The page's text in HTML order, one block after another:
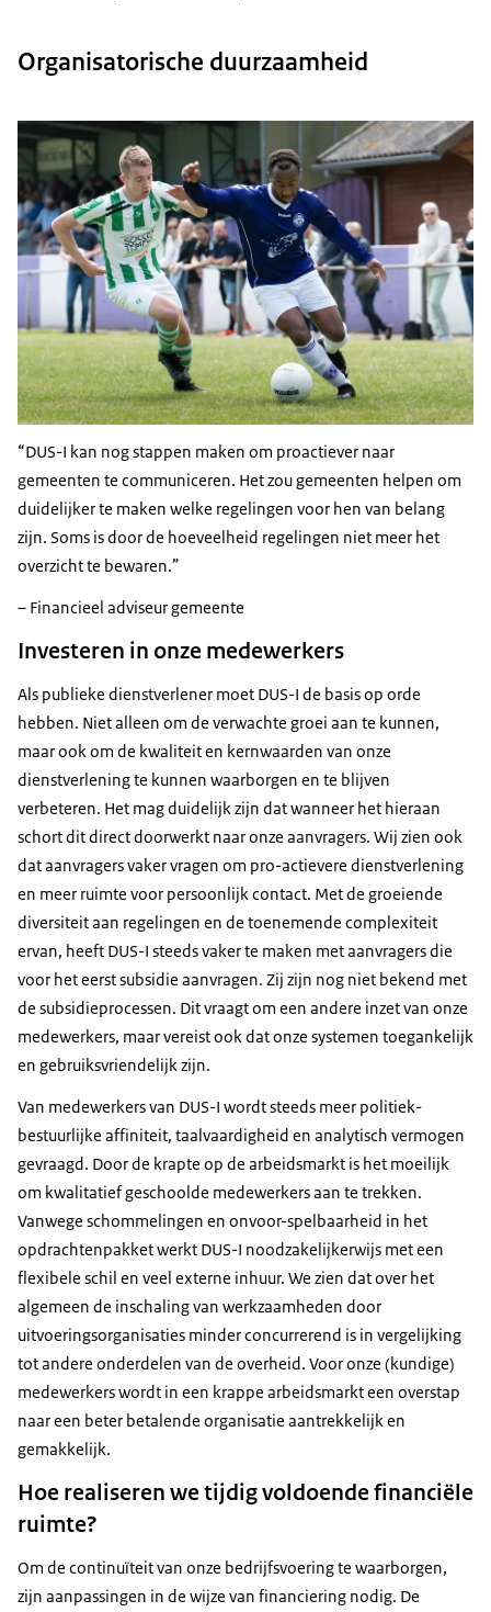
Organisatorische duurzaamheid
DUS-I kan nog stappen maken om proactiever naar
gemeenten te communiceren. Het zou gemeenten helpen om
duidelijker te maken welke regelingen voor hen van belang
zijn. Soms is door de hoeveelheid regelingen niet meer het
overzicht te bewaren.
– Financieel adviseur gemeente
Investeren in onze medewerkers
Als publieke dienstverlener moet DUS-I de basis op orde
hebben. Niet alleen om de verwachte groei aan te kunnen,
maar ook om de kwaliteit en kernwaarden van onze
dienstverlening te kunnen waarborgen en te blijven
verbeteren. Het mag duidelijk zijn dat wanneer het hieraan
schort dit direct doorwerkt naar onze aanvragers. Wij zien ook
dat aanvragers vaker vragen om pro-actievere dienstverlening
en meer ruimte voor persoonlijk contact. Met de groeiende
diversiteit aan regelingen en de toenemende complexiteit
ervan, heeft DUS-I steeds vaker te maken met aanvragers die
voor het eerst subsidie aanvragen. Zij zijn nog niet bekend met
de subsidieprocessen. Dit vraagt om een andere inzet van onze
medewerkers, maar vereist ook dat onze systemen toegankelijk
en gebruiksvriendelijk zijn.
Van medewerkers van DUS-I wordt steeds meer politiek-
bestuurlijke affiniteit, taalvaardigheid en analytisch vermogen
gevraagd. Door de krapte op de arbeidsmarkt is het moeilijk
om kwalitatief geschoolde medewerkers aan te trekken.
Vanwege schommelingen en onvoor-spelbaarheid in het
opdrachtenpakket werkt DUS-I noodzakelijkerwijs met een
flexibele schil en veel externe inhuur. We zien dat over het
algemeen de inschaling van werkzaamheden door
uitvoeringsorganisaties minder concurrerend is in vergelijking
tot andere onderdelen van de overheid. Voor onze (kundige)
medewerkers wordt in een krappe arbeidsmarkt een overstap
naar een beter betalende organisatie aantrekkelijk en
gemakkelijk.
Hoe realiseren we tijdig voldoende financiële
ruimte?
Om de continuïteit van onze bedrijfsvoering te waarborgen,
zijn aanpassingen in de wijze van financiering nodig. De